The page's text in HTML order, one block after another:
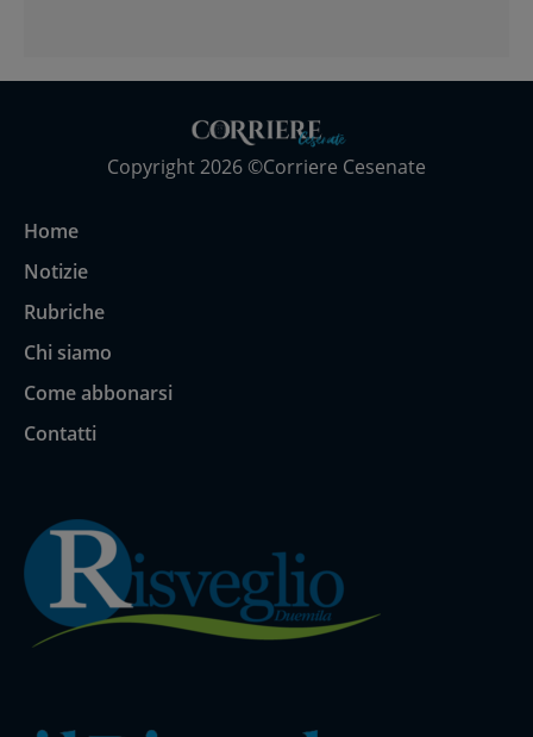
Copyright 2026 ©Corriere Cesenate
Home
Notizie
Rubriche
Chi siamo
Come abbonarsi
Contatti